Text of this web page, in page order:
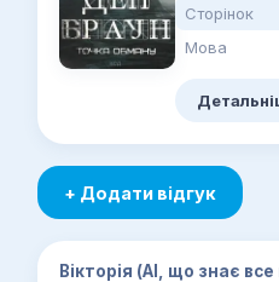
Сторінок
Мова
+ Додати відгук
Вікторія (AI, що знає